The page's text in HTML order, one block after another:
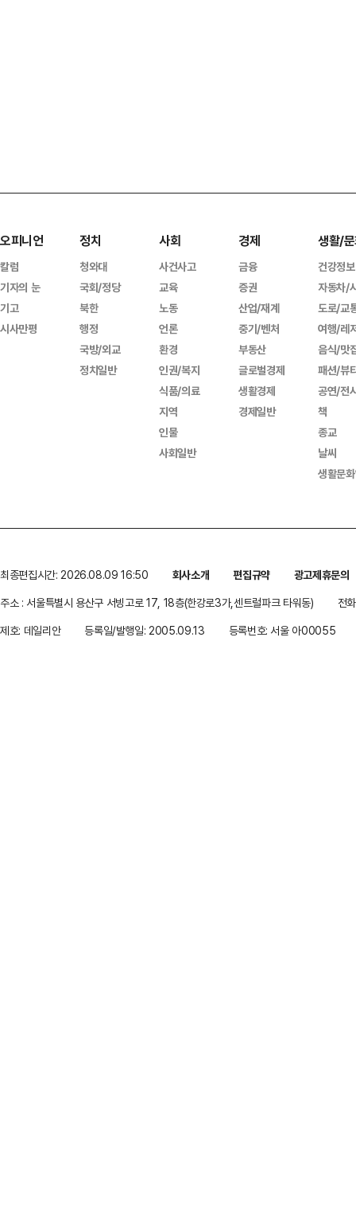
오피니언
칼럼
기자의 눈
기고
시사만평
정치
청와대
국회/정당
북한
행정
국방/외교
정치일반
사회
사건사고
교육
노동
언론
환경
인권/복지
식품/의료
지역
인물
사회일반
경제
금융
증권
산업/재계
중기/벤처
부동산
글로벌경제
생활경제
경제일반
생활/
건강정보
자동차/
도로/교
여행/레
음식/맛
패션/뷰
공연/전
책
종교
날씨
생활문
최종편집시간: 2026.08.09 16:50 회사소개 편집규약
광고제휴문의
주소 : 서울특별시 용산구 서빙고로 17, 18층(한강로3가,센트럴파크 타워동)
전
제호: 데일리안
등록일/발행일: 2005.09.13 등록번호: 서울 아00055